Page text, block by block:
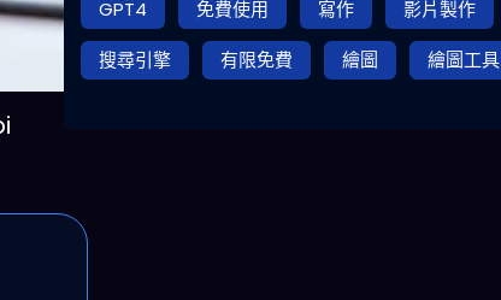
GPT4
免費使用 寫作
影片製作
搜尋引擎
有限免費 繪圖 繪圖工具